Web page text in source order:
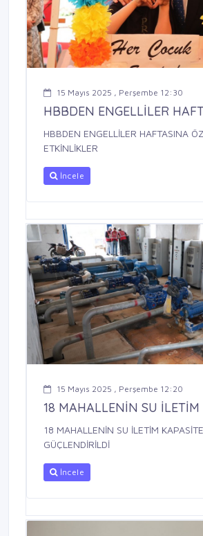
15 Mayıs 2025 , Perşembe 12:30
HBBDEN ENGELLİLER
HBBDEN ENGELLİLER HAFTASINA
ETKİNLİKLER
İncele
15 Mayıs 2025 , Perşembe 12:20
18 MAHALLENİN SU İLETİM
18 MAHALLENİN SU İLETİM
GÜÇLENDİRİLDİ
İncele